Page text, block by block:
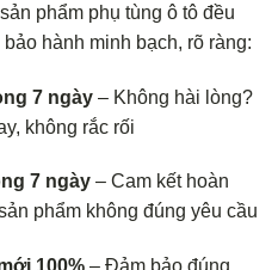
phẩm phụ tùng ô tô đều
hành minh bạch, rõ ràng:
7 ngày – Không hài lòng?
không rắc rối
7 ngày – Cam kết hoàn
phẩm không đúng yêu cầu